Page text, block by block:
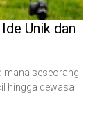
Unik dan
seseorang
hingga dewasa